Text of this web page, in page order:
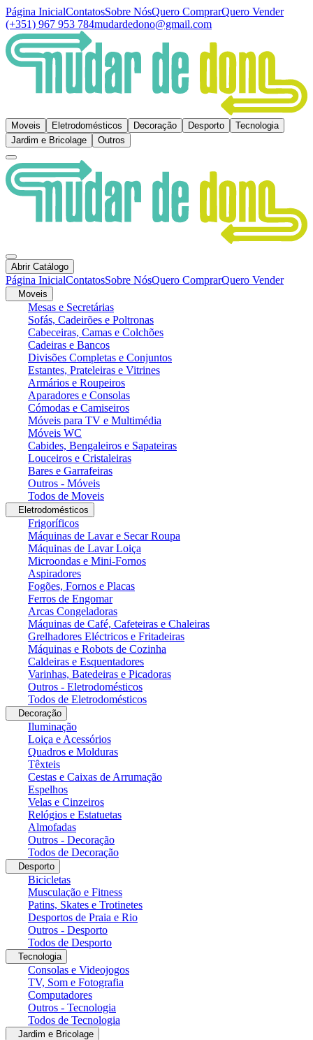
Página InicialContatosSobre NósQuero ComprarQuero Vender
(+351) 967 953 784mudardedono@gmail.com
Moveis Eletrodomésticos Decoração Desporto
Tecnologia
Jardim e Bricolage
Outros
Abrir Catálogo
Página InicialContatosSobre NósQuero ComprarQuero Vender
Moveis
Mesas e Secretárias
Sofás, Cadeirões e Poltronas
Cabeceiras, Camas e Colchões
Cadeiras e Bancos
Divisões Completas e Conjuntos
Estantes, Prateleiras e Vitrines
Armários e Roupeiros
Aparadores e Consolas
Cómodas e Camiseiros
Móveis para TV e Multimédia
Móveis WC
Cabides, Bengaleiros e Sapateiras
Louceiros e Cristaleiras
Bares e Garrafeiras
Outros - Móveis
Todos de Moveis
Eletrodomésticos
Frigoríficos
Máquinas de Lavar e Secar Roupa
Máquinas de Lavar Loiça
Microondas e Mini-Fornos
Aspiradores
Fogões, Fornos e Placas
Ferros de Engomar
Arcas Congeladoras
Máquinas de Café, Cafeteiras e Chaleiras
Grelhadores Eléctricos e Fritadeiras
Máquinas e Robots de Cozinha
Caldeiras e Esquentadores
Varinhas, Batedeiras e Picadoras
Outros - Eletrodomésticos
Todos de Eletrodomésticos
Decoração
Iluminação
Loiça e Acessórios
Quadros e Molduras
Têxteis
Cestas e Caixas de Arrumação
Espelhos
Velas e Cinzeiros
Relógios e Estatuetas
Almofadas
Outros - Decoração
Todos de Decoração
Desporto
Bicicletas
Musculação e Fitness
Patins, Skates e Trotinetes
Desportos de Praia e Rio
Outros - Desporto
Todos de Desporto
Tecnologia
Consolas e Videojogos
TV, Som e Fotografia
Computadores
Outros - Tecnologia
Todos de Tecnologia
Jardim e Bricolage